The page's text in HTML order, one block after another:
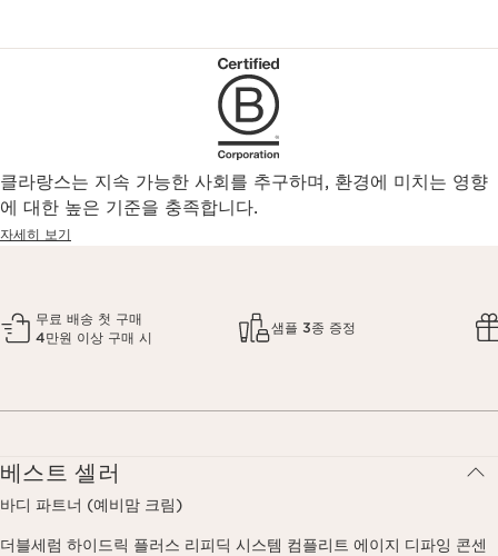
클라랑스는 지속 가능한 사회를 추구하며, 환경에 미치는 영향
에 대한 높은 기준을 충족합니다.
자세히 보기
무료 배송 첫 구매
4만원 이상 구매 시
샘플 3종 증정
베스트 셀러
바디 파트너 (예비맘 크림)
더블세럼 하이드릭 플러스 리피딕 시스템 컴플리트 에이지 디파잉 콘센